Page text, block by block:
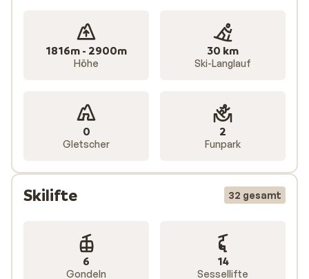
Neben einem wunderbaren Skigebiet können Sie auch in
über 200 Duty-Free-Shops einkaufen. Für Jung und Alt,
die den Après-Ski lieben, ist dies „das“ Ziel, denn die
1816m - 2900m
Höhe
30 km
Ski-Langlauf
0
Gletscher
2
Funpark
Skilifte 32 gesamt
6
Gondeln
14
Sessellifte